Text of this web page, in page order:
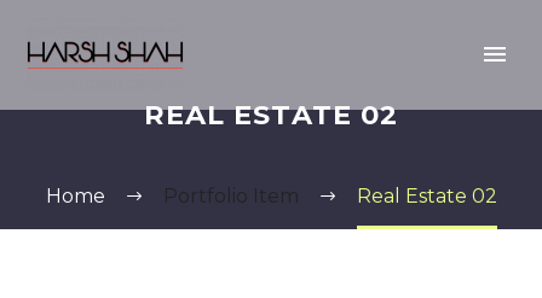
REAL ESTATE 02
Home Portfolio Item Real Estate 02